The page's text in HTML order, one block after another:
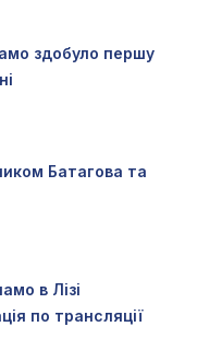
здобуло першу
Батагова та
в Лізі
по трансляції